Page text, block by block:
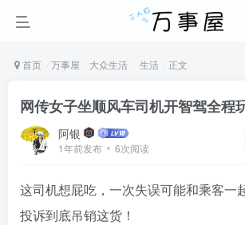
首页 万事屋 大众生活 生活 正文
网传女子坐顺风车司机开智驾全程
阿银
1年前发布 6次阅读
这司机想屁吃，一次失误可能和乘客一
投诉到底吊销这货！